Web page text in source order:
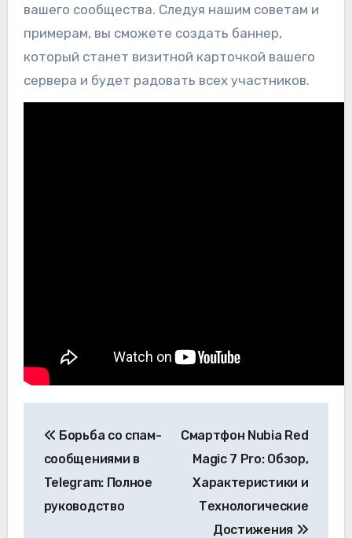
вашего сообщества. Следуя нашим советам и
примерам, вы сможете создать баннер,
который станет визитной карточкой вашего
сервера и будет радовать всех участников.
по
записям
Борьба со спам-
сообщениями в
Telegram: Полное
руководство
Смартфон Nubia Red
Magic 7 Pro: Обзор,
Характеристики и
Технологические
Достижения